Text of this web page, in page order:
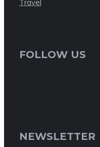
Travel
FOLLOW US
NEWSLETTER